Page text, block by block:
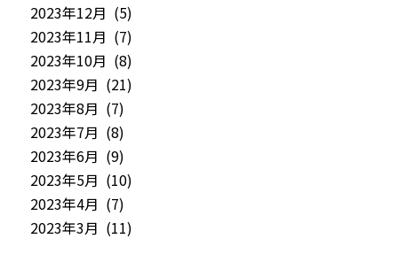
2023年12月 (5)
2023年11月 (7)
2023年10月 (8)
2023年9月 (21)
2023年8月 (7)
2023年7月 (8)
2023年6月 (9)
2023年5月 (10)
2023年4月 (7)
2023年3月 (11)